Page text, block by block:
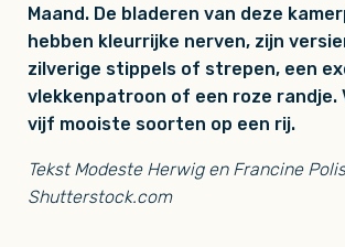
Maand. De bladeren van deze
hebben kleurrijke nerven, zijn
zilverige stippels of strepen, een
vlekkenpatroon of een roze randje.
vijf mooiste soorten op een rij.
Tekst Modeste Herwig en Francine Polis
Shutterstock.com